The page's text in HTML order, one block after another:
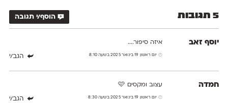
הוסף/י תגובה 5 תגובות
יוסף זאב איזה סיפור....
יום ראשון 19 בינואר 2025 בשעה 8:10 הגב/י
חמדה עצוב ומקסים 🩷
יום ראשון 19 בינואר 2025 בשעה 8:30 הגב/י